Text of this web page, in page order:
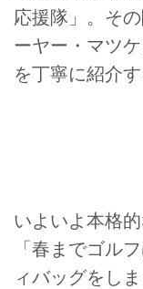
応援隊」。そ
ーヤー・マツ
を丁寧に紹介す
いよいよ本格
「春までゴル
ィバッグをし